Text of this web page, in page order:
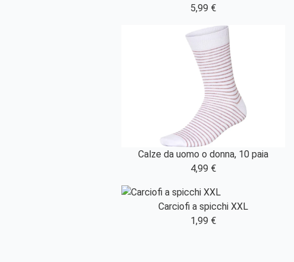
5,99 €
Calze da uomo o donna, 10 paia
4,99 €
Carciofi a spicchi XXL
1,99 €